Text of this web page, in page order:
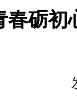
砺